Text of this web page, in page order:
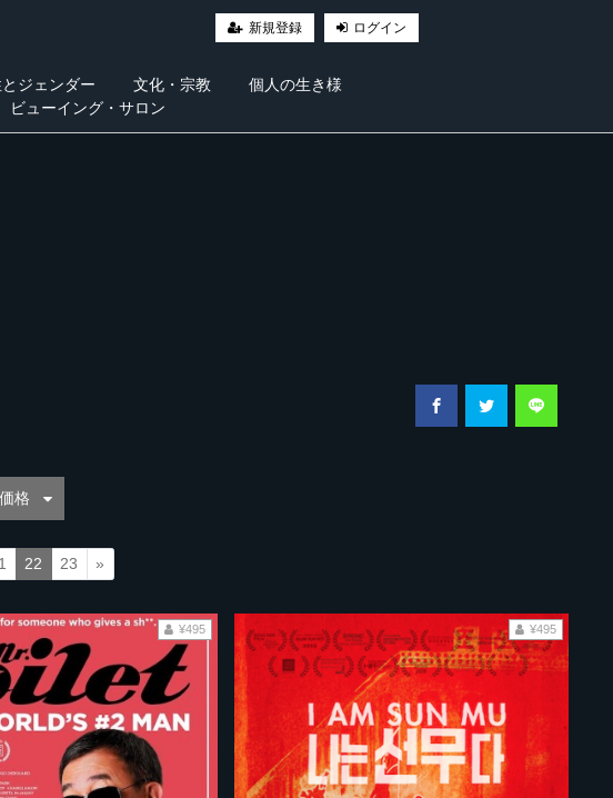
新規登録 ログイン
ジェンダー 文化・宗教
個人の生き様
ビューイング・サロン
価格
22 23 »
¥495 ¥495